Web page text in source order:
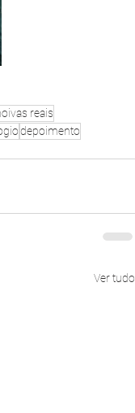
reais
depoimento
Ver tudo